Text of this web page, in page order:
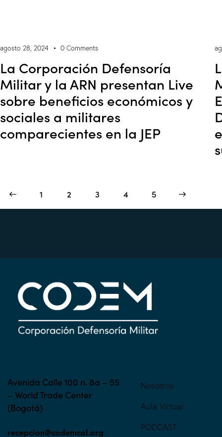
agosto 28, 2024 0 Comments
La Corporación Defensoría
Militar y la ARN presentan Live
sobre beneficios económicos y
sociales a militares
comparecientes en la JEP
1 2 3 4 5
Avenida Calle 100 n. 8a – 55
– World Trade Center
(Bogotá)
recepcion@codemcol.org
Nosotros
Aula Virtual
PODCAST